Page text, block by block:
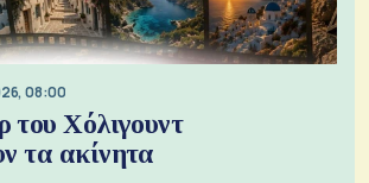
08:00
του Χόλιγουντ
τα ακίνητα